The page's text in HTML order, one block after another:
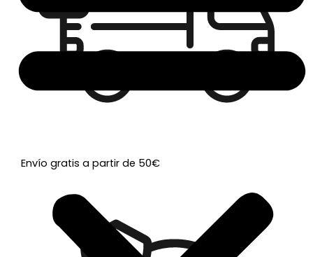
Envío gratis a partir de 50€